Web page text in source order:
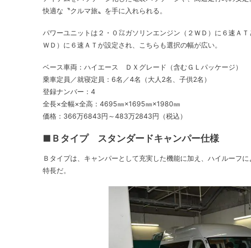
快適な〝クルマ旅〟を手に入れられる。
パワーユニットは２・０㍑ガソリンエンジン（２ＷＤ）に６速Ａ
ＷＤ）に６速ＡＴが設定され、こちらも選択の幅が広い。
ベース車両：ハイエース ＤＸグレード（含むＧＬパッケージ）
乗車定員／就寝定員：6名／4名（大人2名、子供2名）
登録ナンバー：4
全長×全幅×全高：4695㎜×1695㎜×1980㎜
価格：366万6843円～483万2843円（税込）
■Ｂタイプ スタンダードキャンパー仕様
Ｂタイプは、キャンパーとして充実した機能に加え、ハイルーフ
特長だ。